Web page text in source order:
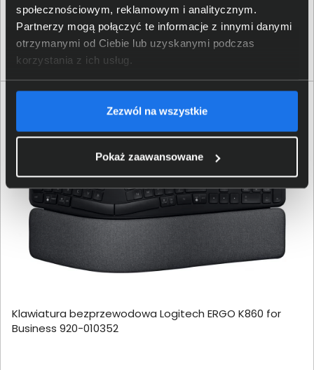
społecznościowym, reklamowym i analitycznym.
Partnerzy mogą połączyć te informacje z innymi danymi
otrzymanymi od Ciebie lub uzyskanymi podczas
korzystania z ich usług.
Zezwól na wszystkie
Pokaż zaawansowane
401,00 zł
netto: 326,02 zł
Klawiatura bezprzewodowa Logitech ERGO K860 for
Business 920-010352